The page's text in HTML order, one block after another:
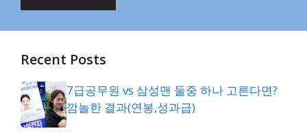
Recent Posts
7급공무원 vs 삼성맨 둘중 하나 고른다면?
깜놀한 결과(연봉,성과급)